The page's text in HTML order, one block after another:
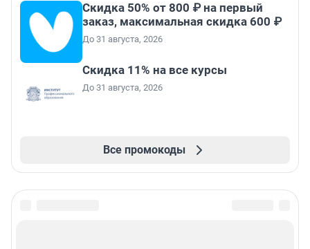
Скидка 50% от 800 ₽ на первый
заказ, максимальная скидка 600 ₽
До 31 августа, 2026
Скидка 11% на все курсы
До 31 августа, 2026
Все промокоды